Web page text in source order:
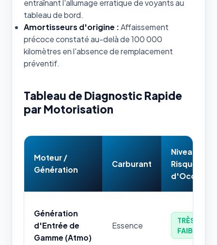
entraînant l'allumage erratique de voyants au
tableau de bord.
Amortisseurs d'origine :Affaissement
précoce constaté au-delà de 100 000
kilomètres en l'absence de remplacement
préventif.
Tableau de Diagnostic Rapide
par Motorisation
Moteur /
Génération
Carburant
Niveau de
Risque
d'Occasion
Génération
d'Entrée de
Gamme (Atmo)
Essence
TRÈS
FAIBLE